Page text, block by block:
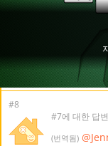
#8
#7에 대한 답변
(번역됨)